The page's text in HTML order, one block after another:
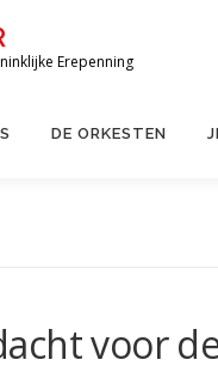
Erepenning
DE ORKESTEN
voor